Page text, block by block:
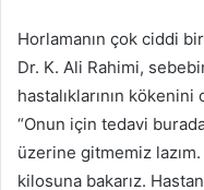
Horlamanın çok ciddi
Dr. K. Ali Rahimi,
hastalıklarının kökenini
“Onun için tedavi
üzerine gitmemiz
kilosuna bakarız.